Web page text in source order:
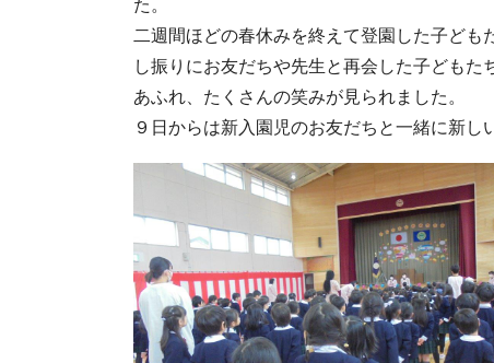
た。
二週間ほどの春休みを終えて登園した子ども
し振りにお友だちや先生と再会した子ども
あふれ、たくさんの笑みが見られました。
９日からは新入園児のお友だちと一緒に新し